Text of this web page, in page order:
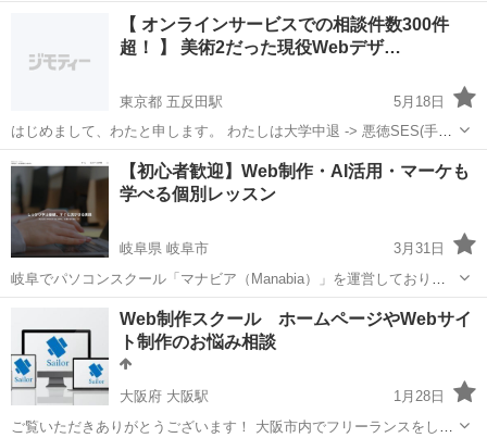
会社LIH」です。 「ホームページがあるのにお問い合わせが来な
い…」 「SNSだけで集客していたが、限界を感じる」 そんなお悩みを
持つ中小企業さ...
ホームページ作成
【 オンラインサービスでの相談件数300件
超！ 】 美術2だった現役Webデザ…
東京都 五反田駅
5月18日
はじめまして、わたと申します。 わたしは大学中退 -> 悪徳SES(手取
り13万) ->Web制作を学ぶ -> ソニーミュージックwebディレクター ->
広告代理店 -> 大手不動産マーケター|web制作でどんぞこから...
東京 品川区 五反田駅 パソコン
【初心者歓迎】Web制作・AI活用・マーケも
学べる個別レッスン
岐阜県 岐阜市
3月31日
岐阜でパソコンスクール「マナビア（Manabia）」を運営しておりま
す。 当スクールでは、Web制作・生成AIの活用・Webマーケティング
まで、今すぐ仕事や副業に活かせるスキルを初心者から丁寧に学べま
す。 【🔰こんな...
パソコン
Web制作スクール ホームページやWebサイ
ト制作のお悩み相談
大阪府 大阪駅
1月28日
ご覧いただきありがとうございます！ 大阪市内でフリーランスをして